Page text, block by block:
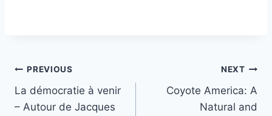
PREVIOUS
La démocratie à venir
– Autour de Jacques
NEXT
Coyote America: A
Natural and